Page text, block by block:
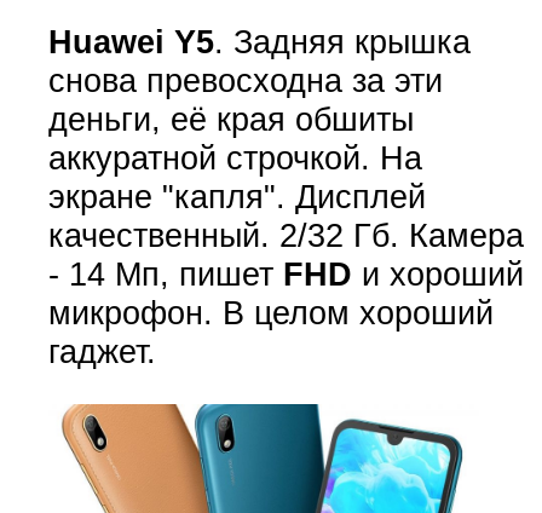
Huawei Y5. Задняя крышка
снова превосходна за эти
деньги, её края обшиты
аккуратной строчкой. На
экране "капля". Дисплей
качественный. 2/32 Гб. Камера
- 14 Мп, пишет FHD и хороший
микрофон. В целом хороший
гаджет.